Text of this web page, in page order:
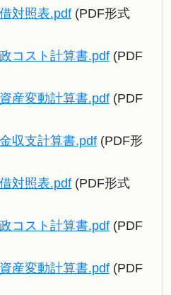
対照表.pdf (PDF形式
コスト計算書.pdf (PDF
産変動計算書.pdf (PDF
収支計算書.pdf (PDF形
対照表.pdf (PDF形式
コスト計算書.pdf (PDF
産変動計算書.pdf (PDF